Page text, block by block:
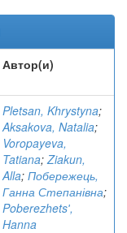
Автор(и)
Pletsan, Khrystyna;
Aksakova, Natalia;
Voropayeva,
Tatiana;Ziakun,
Alla; Побережець,
Ганна Степанівна;
Poberezhetsʹ,
Hanna